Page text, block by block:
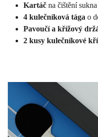
Kartáč na čištění sukna
4 kulečníková tága o
Pavoučí a křížový
2 kusy kulečníkové